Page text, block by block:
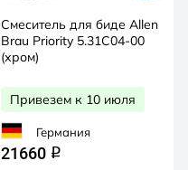
Смеситель для биде Allen
Brau Priority 5.31С04-00
(хром)
Привезем к 10 июля
Германия
21660 q